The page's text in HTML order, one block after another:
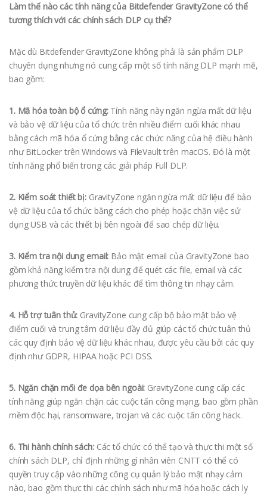
Làm thế nào các tính năng của Bitdefender GravityZone có thể
tương thích với các chính sách DLP cụ thể?
Mặc dù Bitdefender GravityZone không phải là sản phẩm DLP
chuyên dụng nhưng nó cung cấp một số tính năng DLP mạnh mẽ,
bao gồm:
1. Mã hóa toàn bộ ổ cứng:Tính năng này ngăn ngừa mất dữ liệu
và bảo vệ dữ liệu của tổ chức trên nhiều điểm cuối khác nhau
bằng cách mã hóa ổ cứng bằng các chức năng của hệ điều hành
như BitLocker trên Windows và FileVault trên macOS. Đó là một
tính năng phổ biến trong các giải pháp Full DLP.
2. Kiểm soát thiết bị:GravityZone ngăn ngừa mất dữ liệu để bảo
vệ dữ liệu của tổ chức bằng cách cho phép hoặc chặn việc sử
dụng USB và các thiết bị bên ngoài để sao chép dữ liệu.
3. Kiểm tra nội dung email: Bảo mật email của GravityZone bao
gồm khả năng kiểm tra nội dung để quét các file, email và các
phương thức truyền dữ liệu khác để tìm thông tin nhạy cảm.
4. Hỗ trợ tuân thủ: GravityZone cung cấp bộ bảo mật bảo vệ
điểm cuối và trung tâm dữ liệu đầy đủ giúp các tổ chức tuân thủ
các quy định bảo vệ dữ liệu khác nhau, được yêu cầu bởi các quy
định như GDPR, HIPAA hoặc PCI DSS.
5. Ngăn chặn mối đe dọa bên ngoài: GravityZone cung cấp các
tính năng giúp ngăn chặn các cuộc tấn công mạng, bao gồm phần
mềm độc hại, ransomware, trojan và các cuộc tấn công hack.
6. Thi hành chính sách:Các tổ chức có thể tạo và thực thi một số
chính sách DLP, chỉ định những gì nhân viên CNTT có thể có
quyền truy cập vào những công cụ quản lý bảo mật nhạy cảm
nào, bao gồm thực thi các chính sách như mã hóa hoặc cách ly